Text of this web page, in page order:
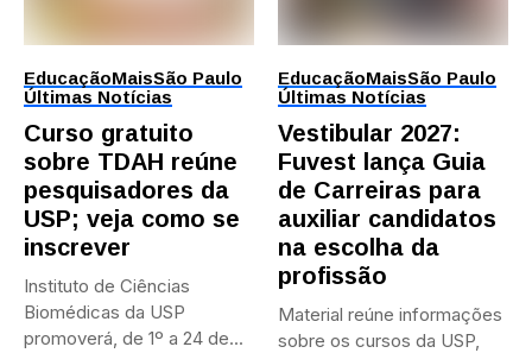
EducaçãoMaisSão Paulo
Últimas Notícias
Curso gratuito
sobre TDAH reúne
pesquisadores da
USP; veja como se
inscrever
Instituto de Ciências
Biomédicas da USP
promoverá, de 1º a 24 de...
EducaçãoMaisSão Paulo
Últimas Notícias
Vestibular 2027:
Fuvest lança Guia
de Carreiras para
auxiliar candidatos
na escolha da
profissão
Material reúne informações
sobre os cursos da USP,